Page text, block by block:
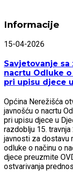
Informacije
15-04-2026
Savjetovanje
nacrtu Odluke
pri upisu djece
Općina Nerežišća
javnošću o nacrtu
pri upisu djece u
razdoblju 15.
javnosti za dostavu
odluke o načinu o
djece preuzmite
ostvarivanja